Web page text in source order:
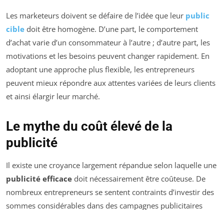
Les marketeurs doivent se défaire de l’idée que leur public
cible doit être homogène. D’une part, le comportement
d’achat varie d’un consommateur à l’autre ; d’autre part, les
motivations et les besoins peuvent changer rapidement. En
adoptant une approche plus flexible, les entrepreneurs
peuvent mieux répondre aux attentes variées de leurs clients
et ainsi élargir leur marché.
Le mythe du coût élevé de la
publicité
Il existe une croyance largement répandue selon laquelle une
publicité efficace doit nécessairement être coûteuse. De
nombreux entrepreneurs se sentent contraints d’investir des
sommes considérables dans des campagnes publicitaires